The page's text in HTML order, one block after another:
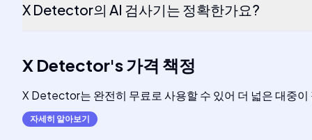
X Detector의 AI 검사기는 정확한가요?
X Detector's가격 책정
X Detector는 완전히 무료로 사용할 수 있어 더 넓은 대중이
자세히 알아보기